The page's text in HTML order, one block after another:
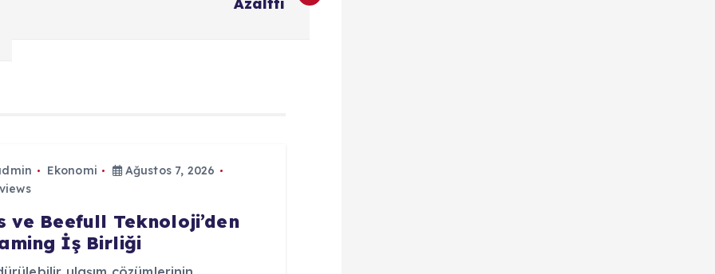
Ekonomi
Ağustos 7, 2026
ve Beefull Teknoloji’den
İş Birliği